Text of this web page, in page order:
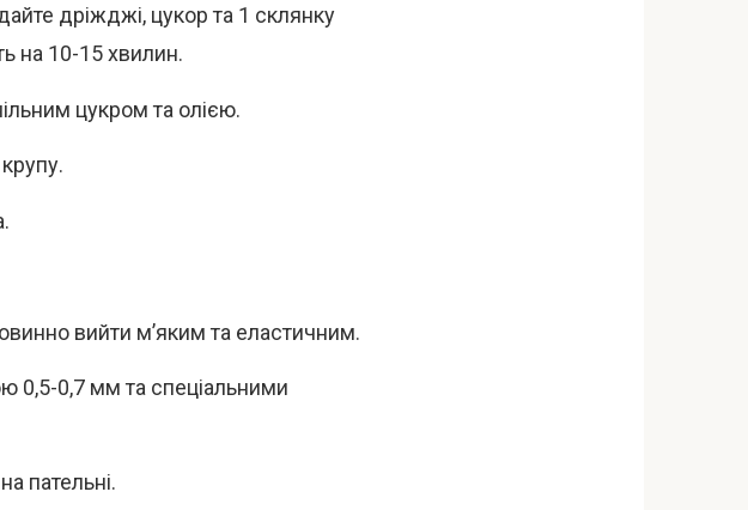
дріжджі, цукор та 1 склянку
на 10-15 хвилин.
цукром та олією.
вийти м’яким та еластичним.
0,5-0,7 мм та спеціальними
пательні.